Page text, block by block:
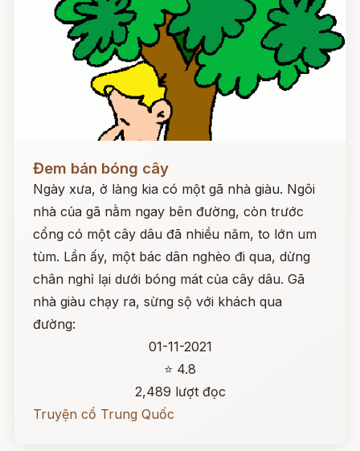
Đem bán bóng cây
Ngày xưa, ở làng kia có một gã nhà giàu. Ngôi
nhà của gã nằm ngay bên đường, còn trước
cổng có một cây dâu đã nhiều năm, to lớn um
tùm. Lần ấy, một bác dân nghèo đi qua, dừng
chân nghỉ lại dưới bóng mát của cây dâu. Gã
nhà giàu chạy ra, sừng sộ với khách qua
đường:
01-11-2021
⭐ 4.8
2,489 lượt đọc
Truyện cổ Trung Quốc